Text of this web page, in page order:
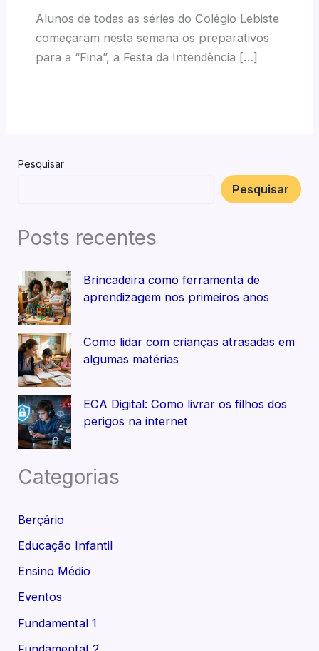
Alunos de todas as séries do Colégio Lebiste
começaram nesta semana os preparativos
para a “Fina”, a Festa da Intendência […]
Pesquisar
Pesquisar
Posts recentes
Brincadeira como ferramenta de
aprendizagem nos primeiros anos
Como lidar com crianças atrasadas em
algumas matérias
ECA Digital: Como livrar os filhos dos
perigos na internet
Categorias
Berçário
Educação Infantil
Ensino Médio
Eventos
Fundamental 1